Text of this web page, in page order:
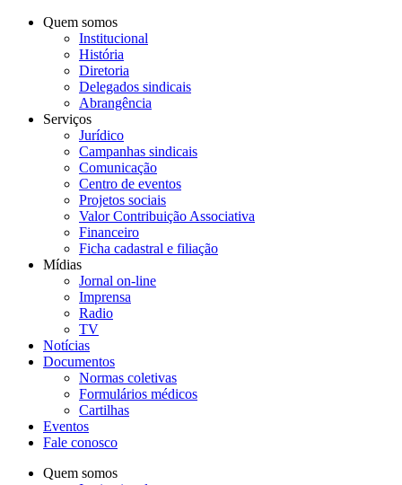
Quem somos
Institucional
História
Diretoria
Delegados sindicais
Abrangência
Serviços
Jurídico
Campanhas sindicais
Comunicação
Centro de eventos
Projetos sociais
Valor Contribuição Associativa
Financeiro
Ficha cadastral e filiação
Mídias
Jornal on-line
Imprensa
Radio
TV
Notícias
Documentos
Normas coletivas
Formulários médicos
Cartilhas
Eventos
Fale conosco
Quem somos